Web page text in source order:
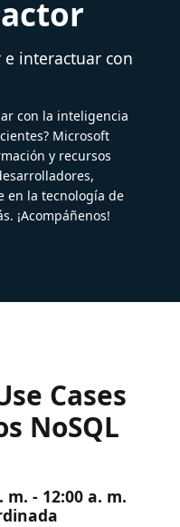
e interactuar con
con la inteligencia
Microsoft
y recursos
en la tecnología de
¡Acompáñenos!
Cases
NoSQL
- 12:00 a. m.